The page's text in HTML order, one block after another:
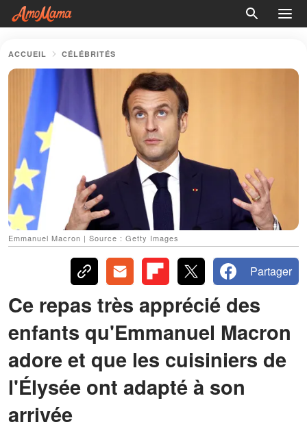
ACCUEIL CÉLÉBRITÉS
Emmanuel Macron | Source : Getty Images
Partager
Ce repas très apprécié des
enfants qu'Emmanuel Macron
adore et que les cuisiniers de
l'Élysée ont adapté à son
arrivée